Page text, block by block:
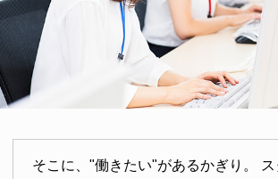
そこに、"働きたい"があるかぎり。